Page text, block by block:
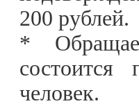
200 рублей.
*
состоится
человек.